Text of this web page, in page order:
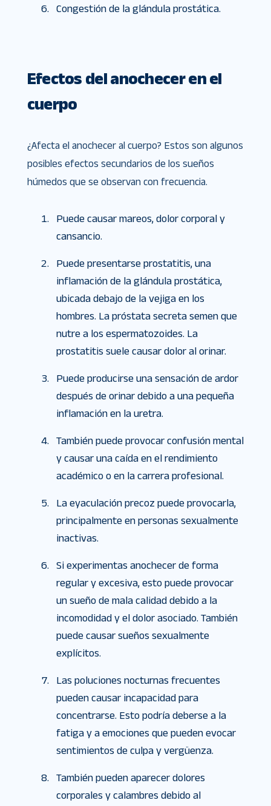
Congestión de la glándula prostática.
Efectos del anochecer en el
cuerpo
¿Afecta el anochecer al cuerpo? Estos son algunos
posibles efectos secundarios de los sueños
húmedos que se observan con frecuencia.
Puede causar mareos, dolor corporal y
cansancio.
Puede presentarse prostatitis, una
inflamación de la glándula prostática,
ubicada debajo de la vejiga en los
hombres. La próstata secreta semen que
nutre a los espermatozoides. La
prostatitis suele causar dolor al orinar.
Puede producirse una sensación de ardor
después de orinar debido a una pequeña
inflamación en la uretra.
También puede provocar confusión mental
y causar una caída en el rendimiento
académico o en la carrera profesional.
La eyaculación precoz puede provocarla,
principalmente en personas sexualmente
inactivas.
Si experimentas anochecer de forma
regular y excesiva, esto puede provocar
un sueño de mala calidad debido a la
incomodidad y el dolor asociado. También
puede causar sueños sexualmente
explícitos.
Las poluciones nocturnas frecuentes
pueden causar incapacidad para
concentrarse. Esto podría deberse a la
fatiga y a emociones que pueden evocar
sentimientos de culpa y vergüenza.
También pueden aparecer dolores
corporales y calambres debido al